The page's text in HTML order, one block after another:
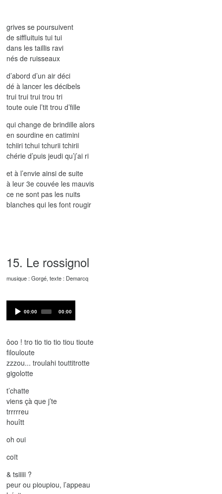
grives se poursuivent
de siffluituis tui tui
dans les taillis ravi
nés de ruisseaux
d’abord d’un air déci
dé à lancer les décibels
trui trui trui trou tri
toute ouie l’tit trou d’fille
qui change de brindille alors
en sourdine en catimini
tchiiri tchui tchurii tchirii
chérie d’puis jeudi qu’j’ai ri
et à l’envie ainsi de suite
à leur 3e couvée les mauvis
ce ne sont pas les nuits
blanches qui les font rougir
15. Le rossignol
musique : Gorgé, texte : Demarcq
Player
Current
time
00:00 Total
duration
00:00
ôoo ! tro tio tio tio tiou tioute
filouloute
zzzou... troulahi touttitrotte
gigolotte
t’chatte
viens çà que j’te
trrrrreu
houîtt
oh oui
coït
& tsiiiii ?
peur ou pioupiou, l’appeau